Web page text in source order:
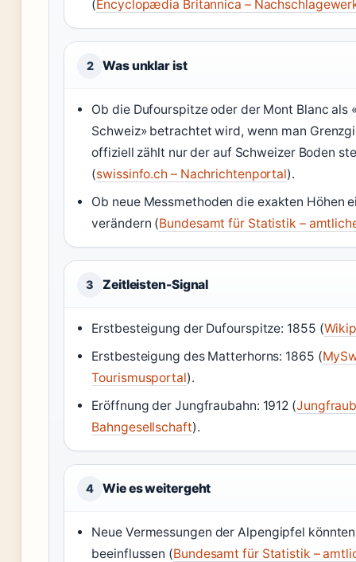
(Encyclopædia Britannica –
2 Was unklar ist
Ob die Dufourspitze oder der Mont Blanc als
Schweiz» betrachtet wird, wenn man
offiziell zählt nur der auf Schweizer Boden
(swissinfo.ch – Nachrichtenportal).
Ob neue Messmethoden die exakten Höhen
verändern (Bundesamt für Statistik –
3 Zeitleisten-Signal
Erstbesteigung der Dufourspitze: 1855 (
Erstbesteigung des Matterhorns: 1865 (
Tourismusportal).
Eröffnung der Jungfraubahn: 1912 (
Bahngesellschaft).
4 Wie es weitergeht
Neue Vermessungen der Alpengipfel
beeinflussen (Bundesamt für Statistik –